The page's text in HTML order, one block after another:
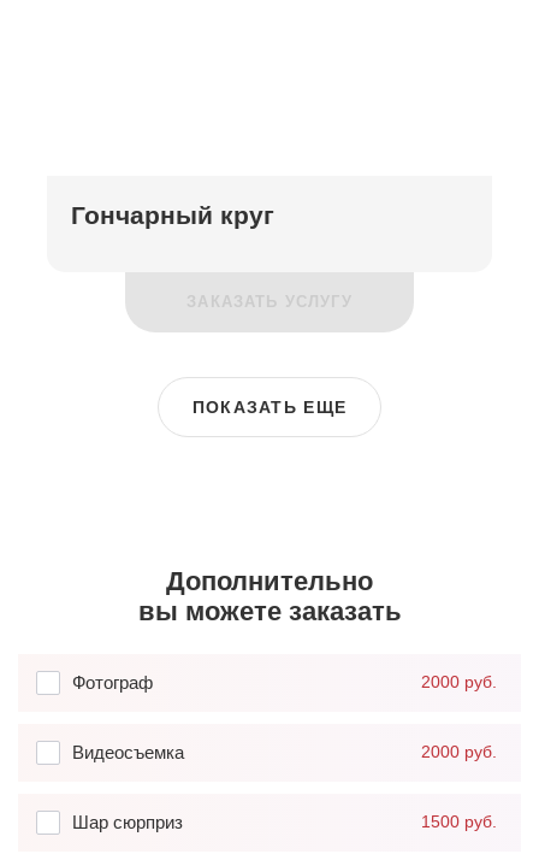
Гончарный круг
ЗАКАЗАТЬ УСЛУГУ
ПОКАЗАТЬ ЕЩЕ
Дополнительно
вы можете заказать
Фотограф 2000 руб.
Видеосъемка 2000 руб.
Шар сюрприз 1500 руб.